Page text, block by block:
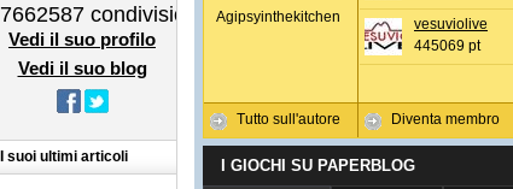
7662587 condivisioni
Vedi il suo profilo
Vedi il suo blog
I suoi ultimi articoli
Agipsyinthekitchen
Tutto sull'autore
vesuviolive
445069 pt
Diventa membro
I GIOCHI SU PAPERBLOG